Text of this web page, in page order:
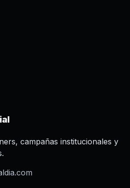
campañas institucionales y